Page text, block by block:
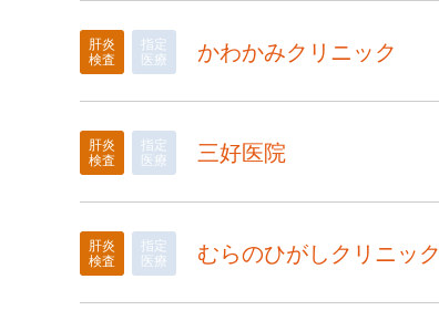
肝炎
検査
指定
医療
かわかみクリニック
肝炎
検査
指定
医療
三好医院
肝炎
検査
指定
医療
むらのひがしクリニック